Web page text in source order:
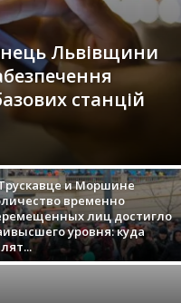
Львівщини
станцій
и Моршине
временно
лиц достигло
уровня: куда